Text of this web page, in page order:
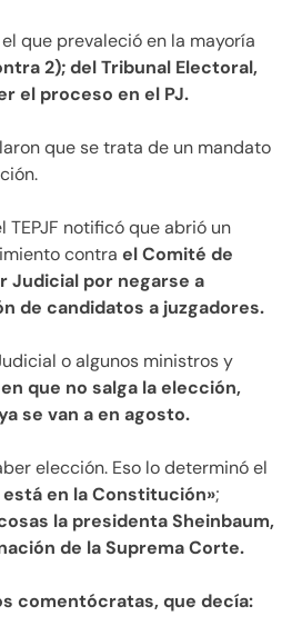
que prevaleció en la mayoría
2); del Tribunal Electoral,
el proceso en el PJ.
que se trata de un mandato
TEPJF notificó que abrió un
contra el Comité de
Judicial por negarse a
de candidatos a juzgadores.
o algunos ministros y
en que no salga la elección,
se van a en agosto.
elección. Eso lo determinó el
está en la Constitución»;
la presidenta Sheinbaum,
de la Suprema Corte.
comentócratas, que decía: